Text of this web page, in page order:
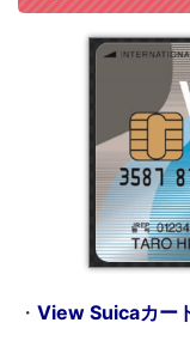
・ View Suicaカー